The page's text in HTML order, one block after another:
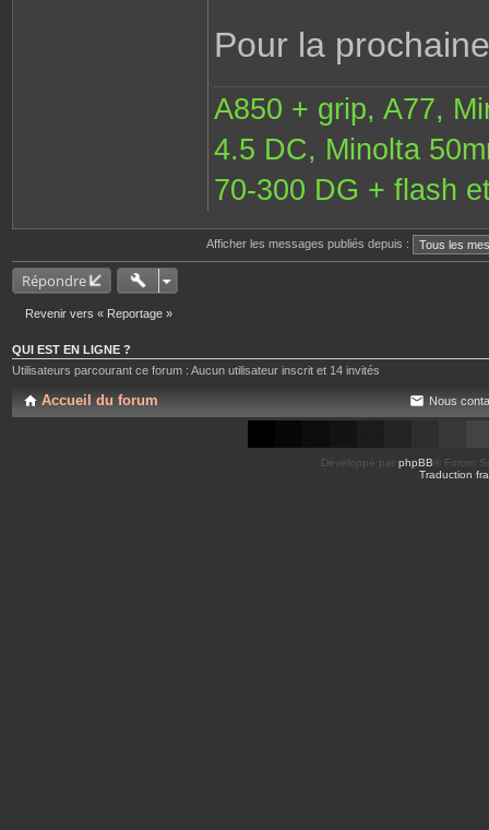
Pour la
A850 + grip, A77,
4.5 DC, Minolta
70-300 DG + flash
Afficher les messages publiés depuis :
Répondre
Revenir vers « Reportage »
QUI EST EN LIGNE ?
Utilisateurs parcourant ce forum : Aucun utilisateur inscrit et 14 invités
Accueil du forum Nous
Développé par phpBB ® Forum
Traduction